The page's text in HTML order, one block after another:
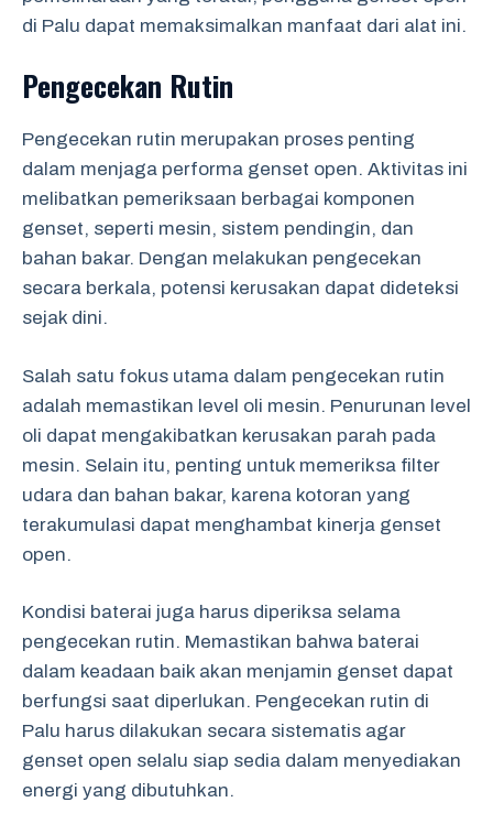
di Palu dapat memaksimalkan manfaat dari alat ini.
Pengecekan Rutin
Pengecekan rutin merupakan proses penting
dalam menjaga performa genset open. Aktivitas ini
melibatkan pemeriksaan berbagai komponen
genset, seperti mesin, sistem pendingin, dan
bahan bakar. Dengan melakukan pengecekan
secara berkala, potensi kerusakan dapat dideteksi
sejak dini.
Salah satu fokus utama dalam pengecekan rutin
adalah memastikan level oli mesin. Penurunan level
oli dapat mengakibatkan kerusakan parah pada
mesin. Selain itu, penting untuk memeriksa filter
udara dan bahan bakar, karena kotoran yang
terakumulasi dapat menghambat kinerja genset
open.
Kondisi baterai juga harus diperiksa selama
pengecekan rutin. Memastikan bahwa baterai
dalam keadaan baik akan menjamin genset dapat
berfungsi saat diperlukan. Pengecekan rutin di
Palu harus dilakukan secara sistematis agar
genset open selalu siap sedia dalam menyediakan
energi yang dibutuhkan.